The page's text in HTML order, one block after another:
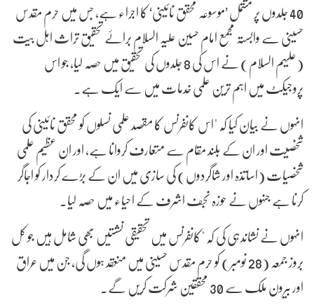
40 جلدوں پر مشتمل ’موسوعہ محقق نائینی‘ کا اجراء ہے، جس میں حرم مقدس
حسینی سے وابستہ مجمع امام حسین علیہ السلام برائے تحقیق تراث اہل بیت
(علیہم السلام) نے اس کی 8 جلدوں کی تحقیق میں حصہ لیا، جو اس
پروجیکٹ میں اہم ترین علمی خدمات میں سے ایک ہے۔
انہوں نے بیان کیا کہ "اس کانفرنس کا مقصد علمی نسلوں کو محقق نائینی کی
شخصیت اور ان کے بلند مقام سے متعارف کروانا ہے، اور ان عظیم علمی
شخصیات (اساتذہ اور شاگردوں) کی سازی میں ان کے بڑے کردار کو اجاگر
کرنا ہے جنہوں نے حوزہ نجف اشرف کے احیاء میں حصہ لیا۔
انہوں نے نشاندہی کی کہ "کانفرنس میں تحقیقی نشستیں بھی شامل ہیں جو کل
بروز جمعہ (28 نومبر) کو حرم مقدس حسینی میں منعقد ہوں گی، جن میں عراق
اور بیرون ملک سے 30 محققین شرکت کریں گے۔